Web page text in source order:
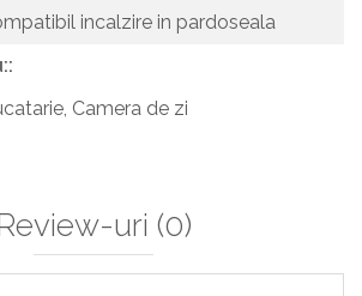
incalzire in pardoseala
Camera de zi
uri (0)